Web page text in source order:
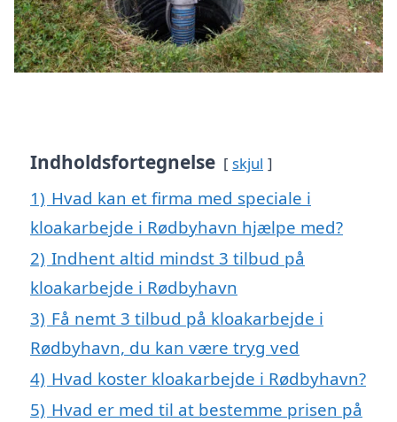
Indholdsfortegnelse skjul
1) Hvad kan et firma med speciale i
kloakarbejde i Rødbyhavn hjælpe med?
2) Indhent altid mindst 3 tilbud på
kloakarbejde i Rødbyhavn
3) Få nemt 3 tilbud på kloakarbejde i
Rødbyhavn, du kan være tryg ved
4) Hvad koster kloakarbejde i Rødbyhavn?
5) Hvad er med til at bestemme prisen på